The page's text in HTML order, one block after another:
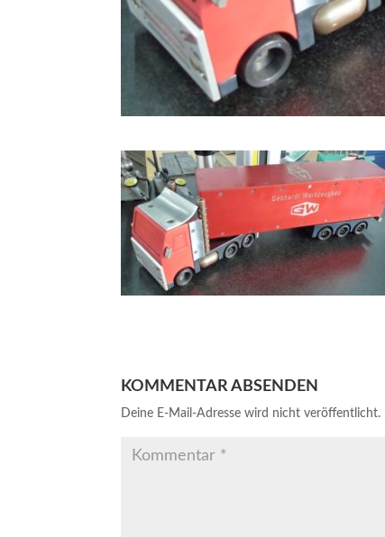
KOMMENTAR ABSENDEN
Deine E-Mail-Adresse wird nicht veröffentlicht.